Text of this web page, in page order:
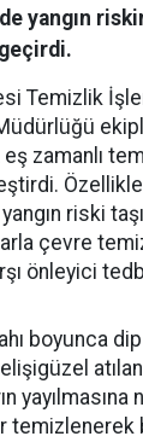
yangın
Temizlik
zamanlı
yangın riski
çevre
önleyici
boyunca
atılan
temizlenerek